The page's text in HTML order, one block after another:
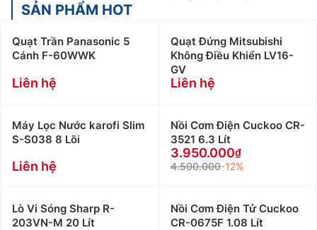
SẢN PHẨM HOT
Quạt Trần Panasonic 5
Cánh F-60WWK
Liên hệ
Quạt Đứng Mitsubishi
Không Điều Khiển LV16-
GV
Liên hệ
Máy Lọc Nước karofi Slim
S-S038 8 Lõi
Liên hệ
Nồi Cơm Điện Cuckoo CR-
3521 6.3 Lít
3.950.000
4.500.000-12%
Lò Vi Sóng Sharp R-
203VN-M 20 Lít
Nồi Cơm Điện Tử Cuckoo
CR-0675F 1.08 Lít